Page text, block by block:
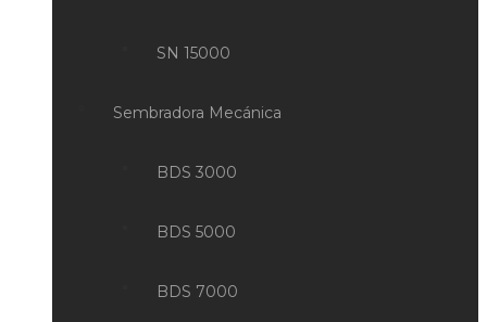
SN 15000
Sembradora Mecánica
BDS 3000
BDS 5000
BDS 7000